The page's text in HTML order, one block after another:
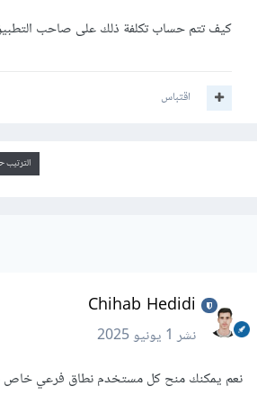
كيف تتم حساب تكلفة ذلك على صاحب
اقتباس
الترتيب
Chihab Hedidi
نشر1 يونيو 2025
نعم يمكنك منح كل مستخدم نطاق فرعي خاص